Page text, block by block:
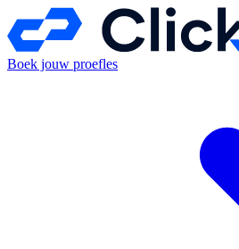
Boek jouw proefles